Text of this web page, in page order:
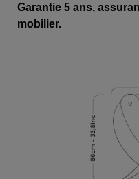
Garantie 5 ans,
mobilier.